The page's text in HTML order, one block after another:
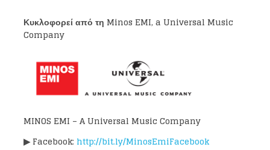
Κυκλοφορεί από τη Minos EMI, a Universal Music
Company
MINOS EMI – A Universal Music Company
▶Facebook: http://bit.ly/MinosEmiFacebook